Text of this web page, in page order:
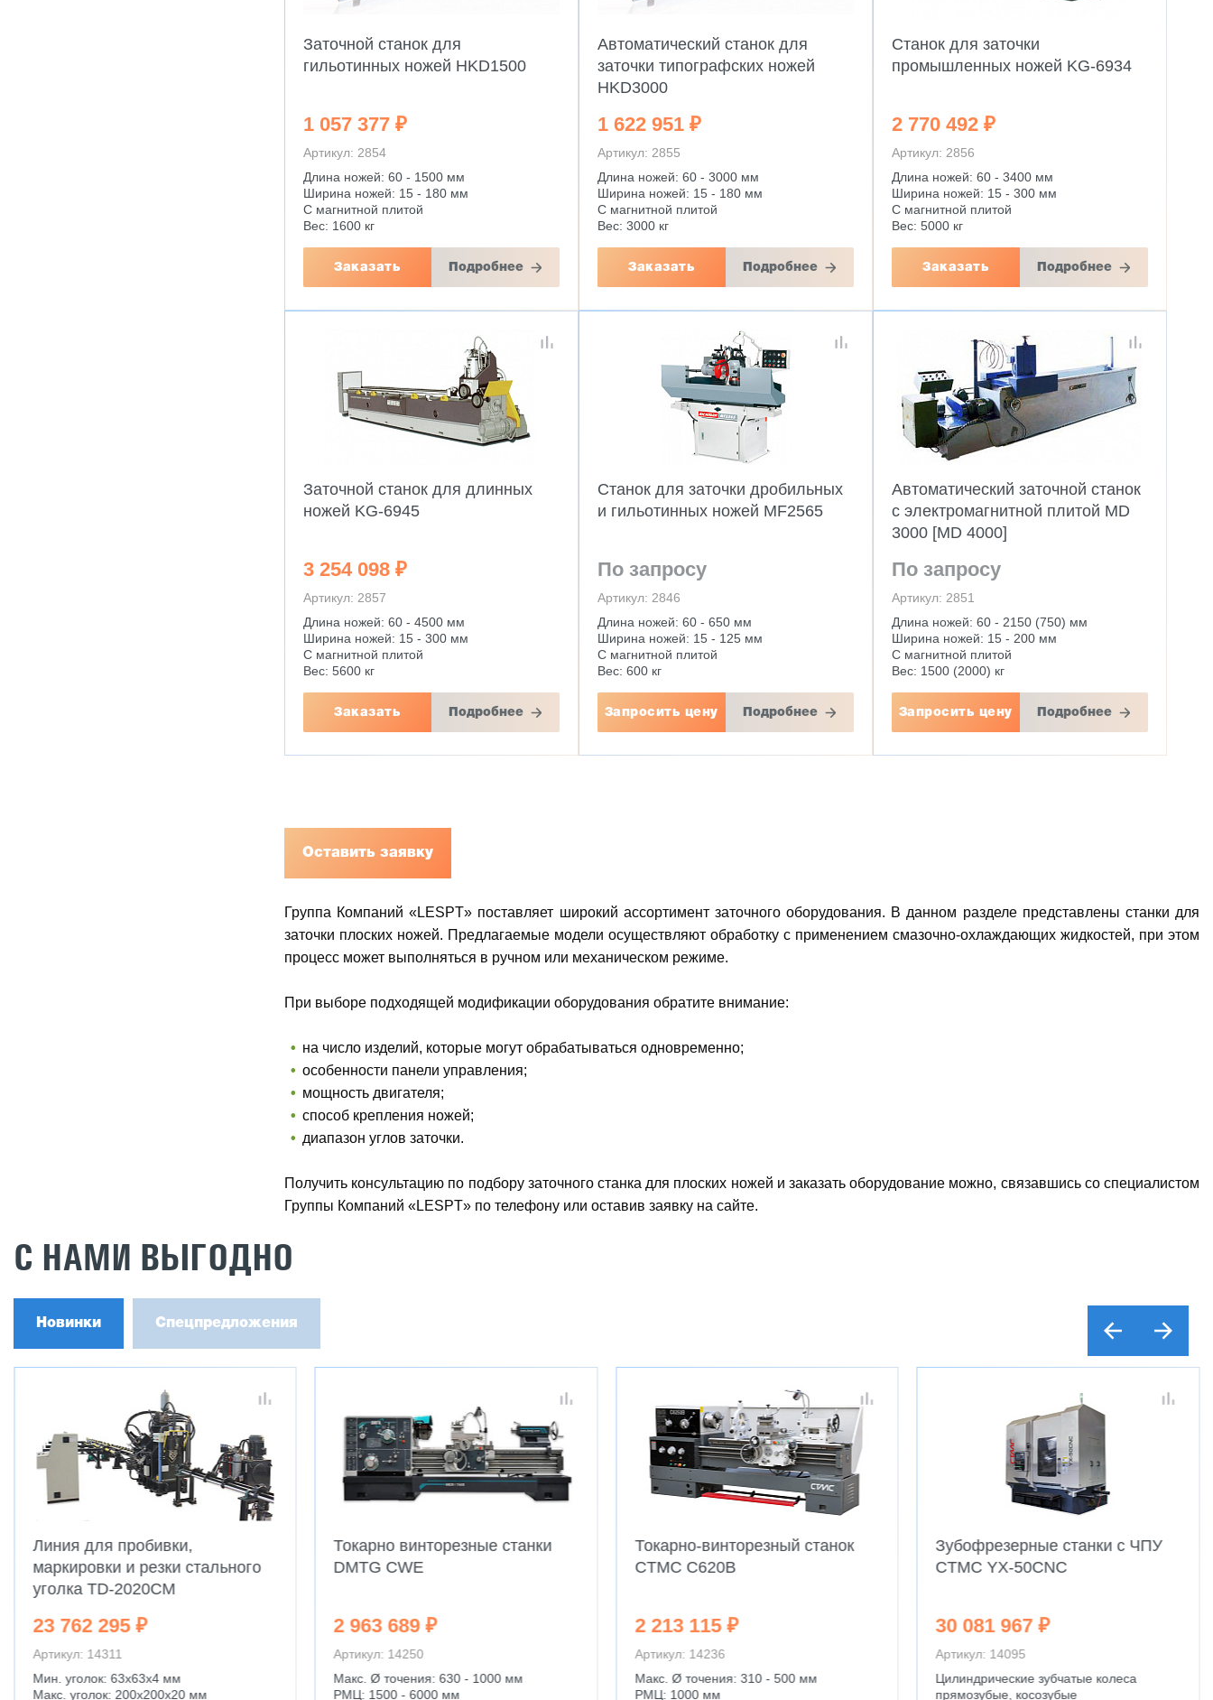
Заточной станок для
гильотинных ножей HKD1500
1 057 377 ₽
Артикул: 2854
Длина ножей: 60 - 1500 мм
Ширина ножей: 15 - 180 мм
С магнитной плитой
Вес: 1600 кг
Заказать Подробнее
Автоматический станок для
заточки типографских ножей
HKD3000
1 622 951 ₽
Артикул: 2855
Длина ножей: 60 - 3000 мм
Ширина ножей: 15 - 180 мм
С магнитной плитой
Вес: 3000 кг
Заказать Подробнее
Станок для заточки
промышленных ножей KG-6934
2 770 492 ₽
Артикул: 2856
Длина ножей: 60 - 3400 мм
Ширина ножей: 15 - 300 мм
С магнитной плитой
Вес: 5000 кг
Заказать Подробнее
Заточной станок для длинных
ножей KG-6945
3 254 098 ₽
Артикул: 2857
Длина ножей: 60 - 4500 мм
Ширина ножей: 15 - 300 мм
С магнитной плитой
Вес: 5600 кг
Заказать Подробнее
Станок для заточки дробильных
и гильотинных ножей MF2565
По запросу
Артикул: 2846
Длина ножей: 60 - 650 мм
Ширина ножей: 15 - 125 мм
С магнитной плитой
Вес: 600 кг
Запросить цену Подробнее
Автоматический заточной станок
c электромагнитной плитой MD
3000 [MD 4000]
По запросу
Артикул: 2851
Длина ножей: 60 - 2150 (750) мм
Ширина ножей: 15 - 200 мм
С магнитной плитой
Вес: 1500 (2000) кг
Запросить цену Подробнее
Оставить заявку
Группа Компаний «LESPT» поставляет широкий ассортимент заточного оборудования. В данном разделе представлены станки для
заточки плоских ножей. Предлагаемые модели осуществляют обработку с применением смазочно-охлаждающих жидкостей, при этом
процесс может выполняться в ручном или механическом режиме.
При выборе подходящей модификации оборудования обратите внимание:
на число изделий, которые могут обрабатываться одновременно;
особенности панели управления;
мощность двигателя;
способ крепления ножей;
диапазон углов заточки.
Получить консультацию по подбору заточного станка для плоских ножей и заказать оборудование можно, связавшись со специалистом
Группы Компаний «LESPT» по телефону или оставив заявку на сайте.
С НАМИ ВЫГОДНО
Новинки Спецпредложения
Линия для пробивки,
маркировки и резки стального
уголка TD-2020CM
23 762 295 ₽
Артикул: 14311
Мин. уголок: 63x63x4 мм
Макс. уголок: 200x200x20 мм
Токарно винторезные станки
DMTG CWE
2 963 689 ₽
Артикул: 14250
Макс. Ø точения: 630 - 1000 мм
РМЦ: 1500 - 6000 мм
Токарно-винторезный станок
CTMC C620B
2 213 115 ₽
Артикул: 14236
Макс. Ø точения: 310 - 500 мм
РМЦ: 1000 мм
Зубофрезерные станки с ЧПУ
CTMC YX-50CNC
30 081 967 ₽
Артикул: 14095
Цилиндрические зубчатые колеса
прямозубые, косозубые